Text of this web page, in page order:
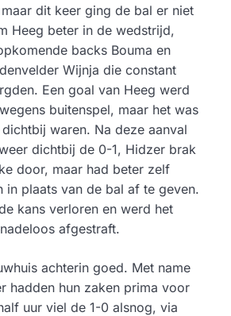
dit keer ging de bal er niet
Heeg beter in de wedstrijd,
backs Bouma en
Wijnja die constant
Een goal van Heeg werd
buitenspel, maar het was
waren. Na deze aanval
dichtbij de 0-1, Hidzer brak
door, maar had beter zelf
in plaats van de bal af te geven.
kans verloren en werd het
afgestraft.
achterin goed. Met name
hadden hun zaken prima voor
uur viel de 1-0 alsnog, via